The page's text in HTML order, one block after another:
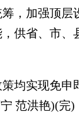
，加强顶层
供省、市、
均实现免申
范洪艳)(完)